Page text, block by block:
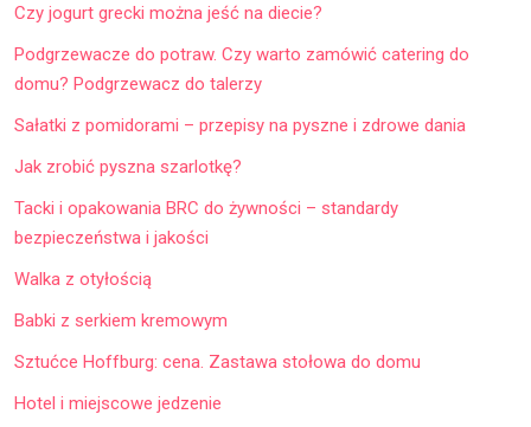
Czy jogurt grecki można jeść na diecie?
Podgrzewacze do potraw. Czy warto zamówić catering do
domu? Podgrzewacz do talerzy
Sałatki z pomidorami – przepisy na pyszne i zdrowe dania
Jak zrobić pyszna szarlotkę?
Tacki i opakowania BRC do żywności – standardy
bezpieczeństwa i jakości
Walka z otyłością
Babki z serkiem kremowym
Sztućce Hoffburg: cena. Zastawa stołowa do domu
Hotel i miejscowe jedzenie